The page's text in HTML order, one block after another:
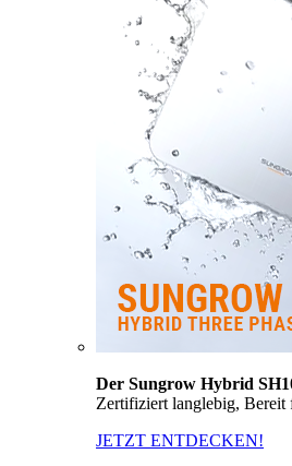
Der Sungrow Hybrid
Zertifiziert langlebig, Bereit
JETZT ENTDECKEN!